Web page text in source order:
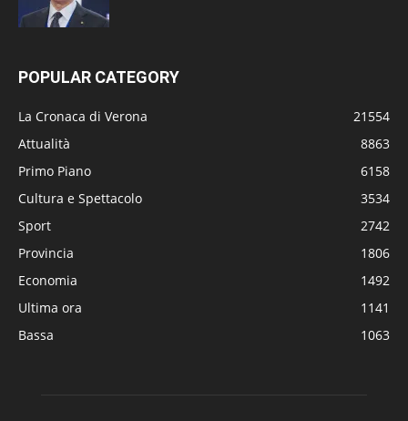
POPULAR CATEGORY
La Cronaca di Verona
21554
Attualità
8863
Primo Piano
6158
Cultura e Spettacolo
3534
Sport
2742
Provincia
1806
Economia
1492
Ultima ora
1141
Bassa
1063